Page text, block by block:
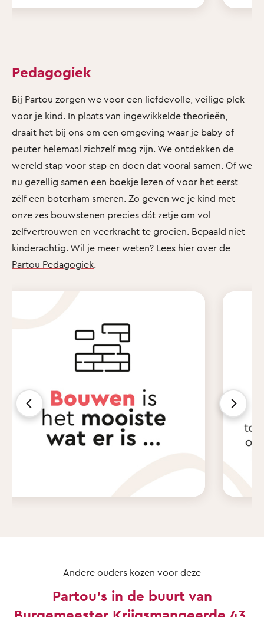
Pedagogiek
Bij Partou zorgen we voor een liefdevolle, veilige plek
voor je kind. In plaats van ingewikkelde theorieën,
draait het bij ons om een omgeving waar je baby of
peuter helemaal zichzelf mag zijn. We ontdekken de
wereld stap voor stap en doen dat vooral samen. Of we
nu gezellig samen een boekje lezen of voor het eerst
zélf een boterham smeren. Zo geven we je kind met
onze zes bouwstenen precies dát zetje om vol
zelfvertrouwen en veerkracht te groeien. Bepaald niet
kinderachtig. Wil je meer weten? Lees hier over de
Partou Pedagogiek.
Andere ouders kozen voor deze
Partou's in de buurt van